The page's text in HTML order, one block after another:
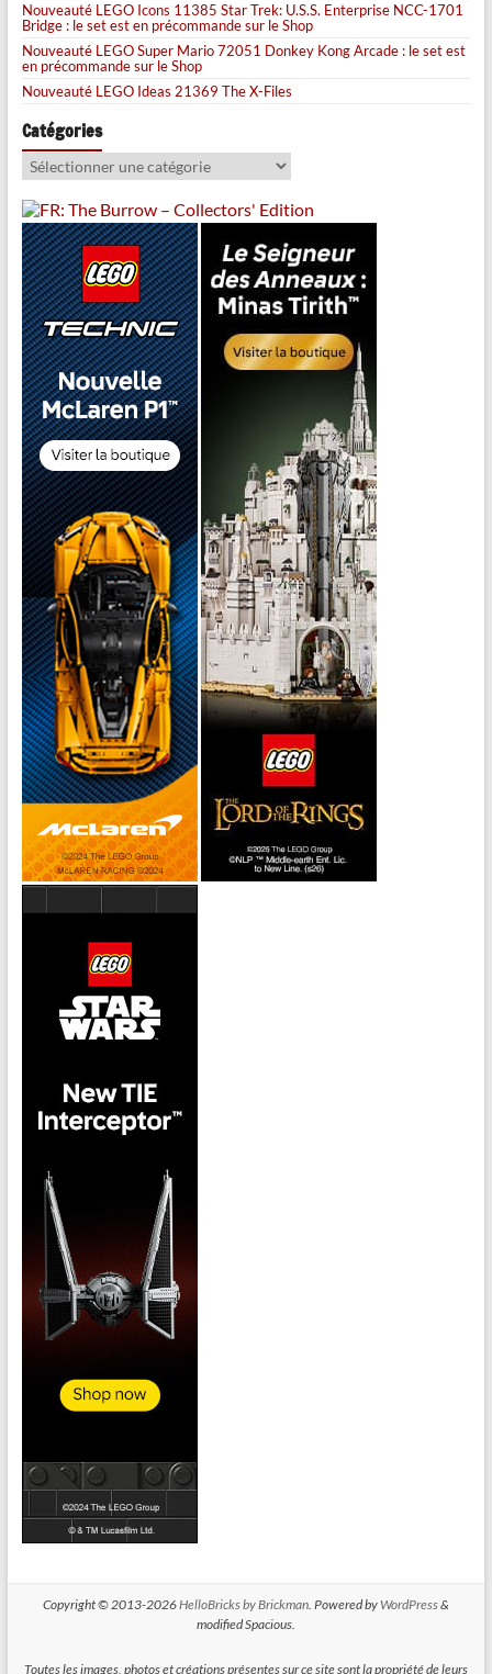
Nouveauté LEGO Icons 11385 Star Trek: U.S.S. Enterprise NCC-1701
Bridge : le set est en précommande sur le Shop
Nouveauté LEGO Super Mario 72051 Donkey Kong Arcade : le set est
en précommande sur le Shop
Nouveauté LEGO Ideas 21369 The X-Files
Catégories
Catégories
Copyright © 2013-2026HelloBricks by Brickman. Powered by WordPress&
modified Spacious.
Toutes les images, photos et créations présentes sur ce site sont la propriété de leurs